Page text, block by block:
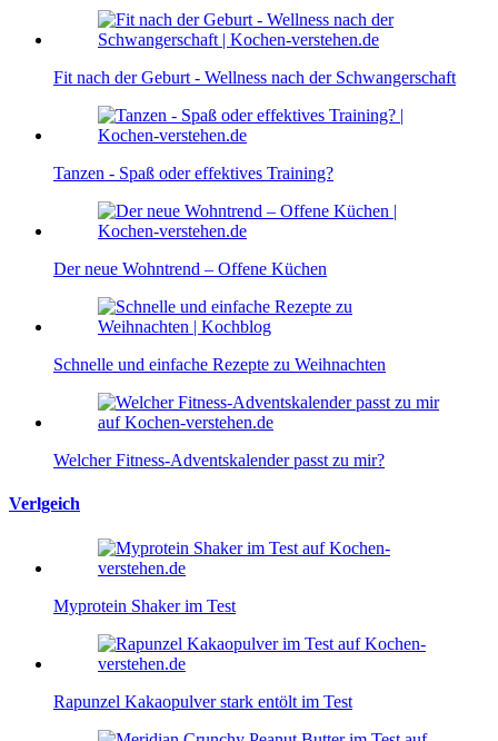
Fit nach der Geburt - Wellness nach der Schwangerschaft
Tanzen - Spaß oder effektives Training?
Der neue Wohntrend – Offene Küchen
Schnelle und einfache Rezepte zu Weihnachten
Welcher Fitness-Adventskalender passt zu mir?
Verlgeich
Myprotein Shaker im Test
Rapunzel Kakaopulver stark entölt im Test